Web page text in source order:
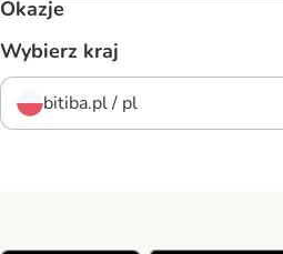
Okazje
Wybierz kraj
bitiba.pl / pl